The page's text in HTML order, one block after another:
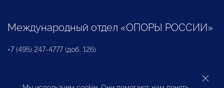
Международный отдел «ОПОРЫ РОССИИ»
+7 (495) 247-4777 (доб. 126)
Бюро по защите прав предпринимателей и